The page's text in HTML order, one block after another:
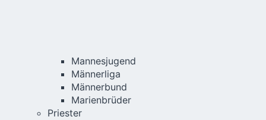
Mannesjugend
Männerliga
Männerbund
Marienbrüder
Priester